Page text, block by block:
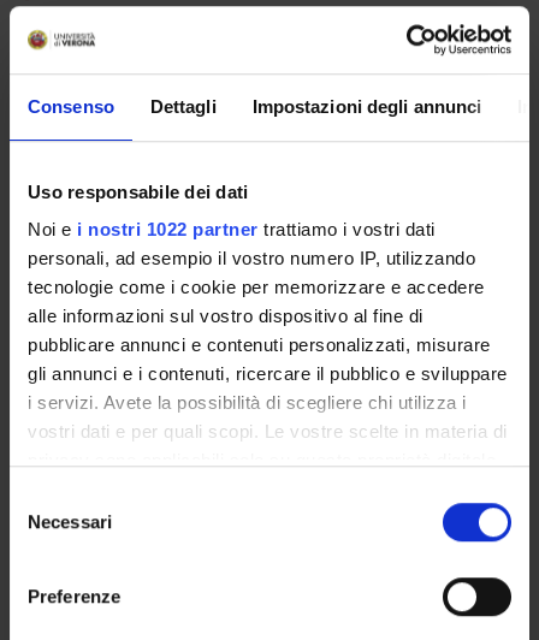
Consenso Dettagli Impostazioni degli annunci
Uso responsabile dei dati
Noi e i nostri 1022 partner trattiamo i vostri dati
personali, ad esempio il vostro numero IP, utilizzando
tecnologie come i cookie per memorizzare e accedere
alle informazioni sul vostro dispositivo al fine di
pubblicare annunci e contenuti personalizzati, misurare
gli annunci e i contenuti, ricercare il pubblico e sviluppare
i servizi. Avete la possibilità di scegliere chi utilizza i
vostri dati e per quali scopi. Le vostre scelte in materia di
modificare o revocare il proprio consenso in qualsiasi
momento dalla Dichiarazione sui cookie o facendo clic
delNecessari
Preferenze
Silvia Pogliaghi
Incaricato alla ricerca
Matteo Rizzo
Alessandra Scarton
AREE DI RICERCA COINVOLTE DAL PROGETTO
Physiology
Respiratory System (DDSP)
Respiratory System (DM) (DM)
Respiratory System (DNBM) (DNBM)
Sport Sciences (DM)